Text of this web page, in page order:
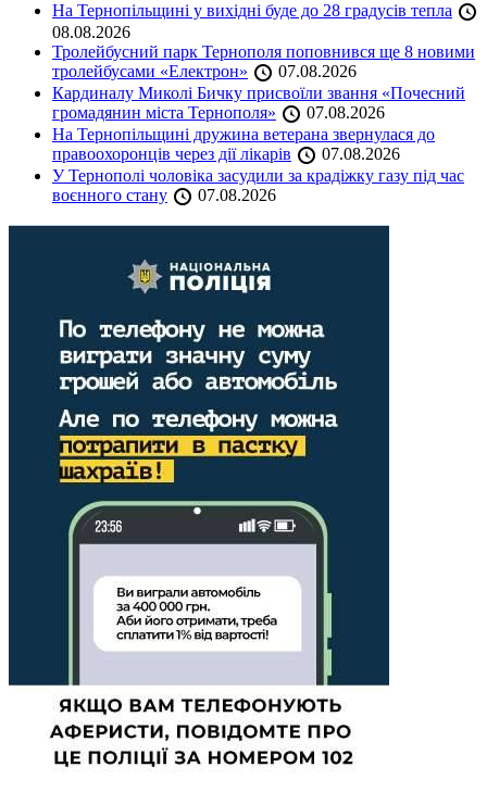
На Тернопільщині у вихідні буде до 28 градусів тепла
08.08.2026
Тролейбусний парк Тернополя поповнився ще 8 новими
тролейбусами «Електрон»
07.08.2026
Кардиналу Миколі Бичку присвоїли звання «Почесний
громадянин міста Тернополя»
07.08.2026
На Тернопільщині дружина ветерана звернулася до
правоохоронців через дії лікарів
07.08.2026
У Тернополі чоловіка засудили за крадіжку газу під час
воєнного стану
07.08.2026